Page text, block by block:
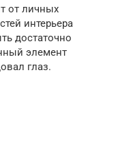
от личных
интерьера
достаточно
элемент
глаз.